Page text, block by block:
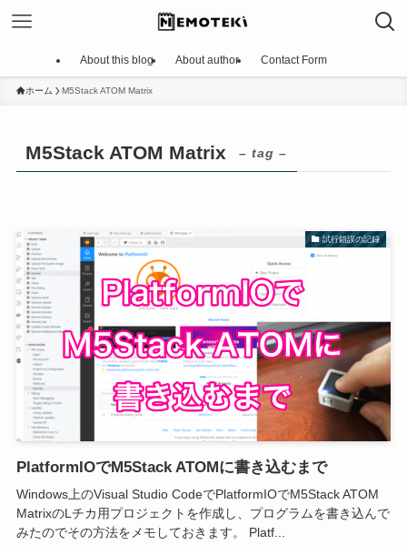
About this blog About author Contact Form
ホーム M5Stack ATOM Matrix
M5Stack ATOM Matrix – tag –
試行錯誤の記録
PlatformIOでM5Stack ATOMに書き込むまで
Windows上のVisual Studio CodeでPlatformIOでM5Stack ATOM
MatrixのLチカ用プロジェクトを作成し、プログラムを書き込んで
みたのでその方法をメモしておきます。 Platf...